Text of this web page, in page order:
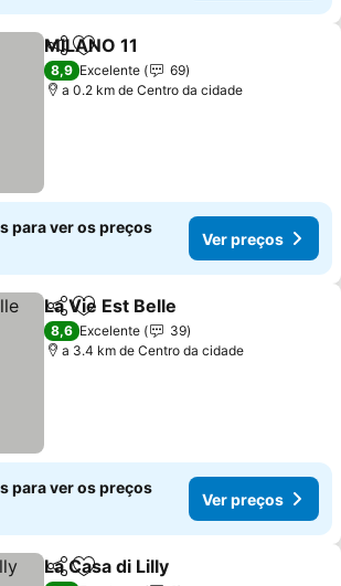
PartilharAdicionar aos favoritos
MILANO 11
8,9 Excelente
69
a 0.2 km de Centro da cidade
para ver os preços
Ver preços
PartilharAdicionar aos favoritos
La Vie Est Belle
8,6 Excelente
39
a 3.4 km de Centro da cidade
para ver os preços
Ver preços
PartilharAdicionar aos favoritos
La Casa di Lilly